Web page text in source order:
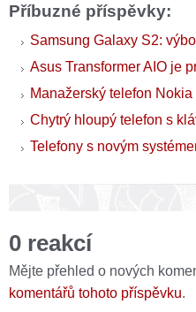
Příbuzné příspěvky:
Samsung Galaxy S2:
Asus Transformer AIO je
Manažerský telefon
Chytrý hloupý telefon s
Telefony s novým
0 reakcí
Mějte přehled o nových
komentářů tohoto příspěvku.